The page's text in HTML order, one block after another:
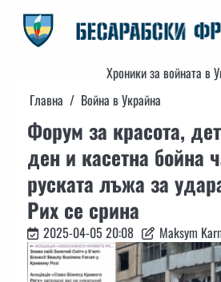
content
Хроники за войната в
Главна
Война в Украйна
Форум за красота,
ден и касетна бойна
руската лъжа за
Рих се срина
2025-04-05 20:08 Maksym